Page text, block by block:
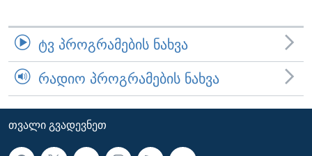
ᲢᲕ ᲞᲠᲝᲒᲠᲐᲛᲔᲑᲘᲡ ᲜᲐᲮᲕᲐ
ᲠᲐᲓᲘᲝ ᲞᲠᲝᲒᲠᲐᲛᲔᲑᲘᲡ ᲜᲐᲮᲕᲐ
ᲗᲕᲐᲚᲘ ᲒᲕᲐᲓᲔᲕᲜᲔᲗ